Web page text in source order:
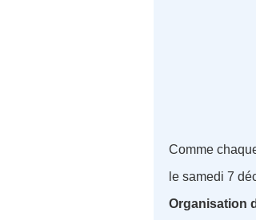
Comme
le samedi 7
Organisation